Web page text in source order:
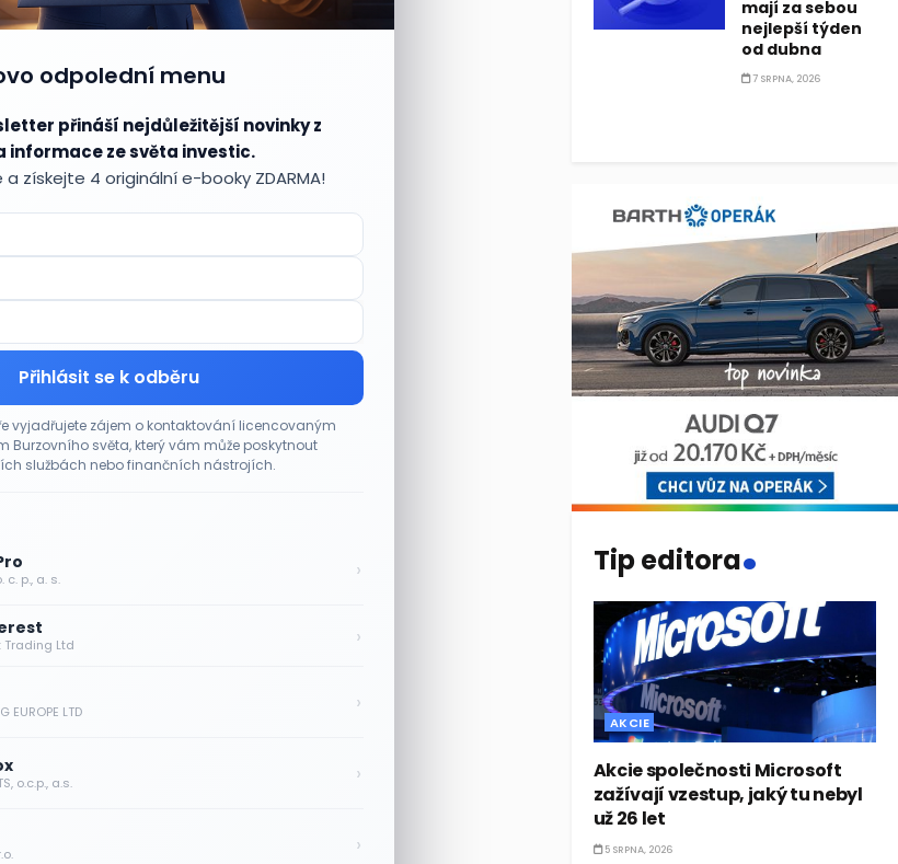
odpolední menu
přináší nejdůležitější novinky z
informace ze světa investic.
získejte 4 originální e-booky ZDARMA!
Přihlásit se k odběru
vyjadřujete zájem o kontaktování licencovaným
Burzovního světa, který vám může poskytnout
službách nebo finančních nástrojích.
c. p., a. s. ›
Ltd ›
EUROPE LTD ›
o.c.p., a.s. ›
›
mají za sebou
nejlepší týden
od dubna
7 SRPNA, 2026
Tip editora.
AKCIE
Akcie společnosti Microsoft
zažívají vzestup, jaký tu nebyl
už 26 let
5 SRPNA, 2026